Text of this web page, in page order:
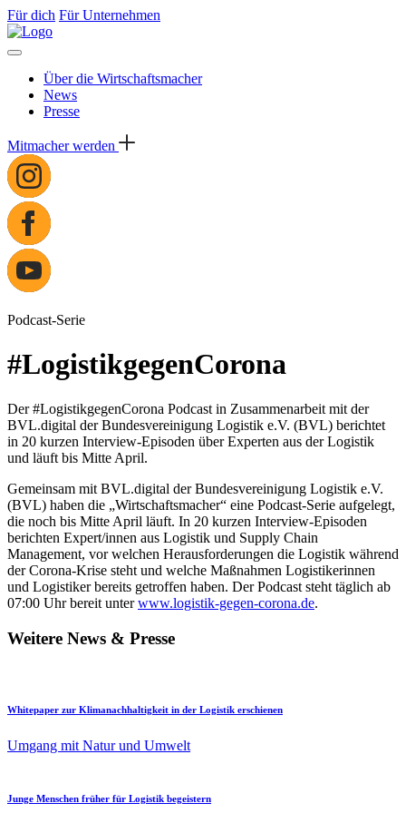
Für dich Für Unternehmen
Über die Wirtschaftsmacher
News
Presse
Mitmacher werden
Podcast-Serie
#LogistikgegenCorona
Der #LogistikgegenCorona Podcast in Zusammenarbeit mit der
BVL.digital der Bundesvereinigung Logistik e.V. (BVL) berichtet
in 20 kurzen Interview-Episoden über Experten aus der Logistik
und läuft bis Mitte April.
Gemeinsam mit BVL.digital der Bundesvereinigung Logistik e.V.
(BVL) haben die „Wirtschaftsmacher“ eine Podcast-Serie aufgelegt,
die noch bis Mitte April läuft. In 20 kurzen Interview-Episoden
berichten Expert/innen aus Logistik und Supply Chain
Management, vor welchen Herausforderungen die Logistik während
der Corona-Krise steht und welche Maßnahmen Logistikerinnen
und Logistiker bereits getroffen haben. Der Podcast steht täglich ab
07:00 Uhr bereit unterwww.logistik-gegen-corona.de.
Weitere News & Presse
Whitepaper zur Klimanachhaltigkeit in der Logistik erschienen
Umgang mit Natur und Umwelt
Junge Menschen früher für Logistik begeistern